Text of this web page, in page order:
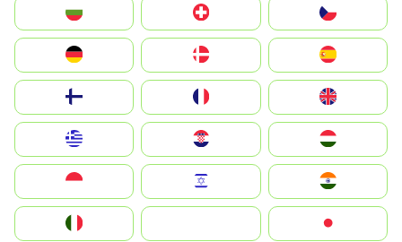
Switzerland
Deutschland
United Kingdom
Magyarország